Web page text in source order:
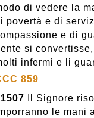
di vedere la
povertà e di
e di
si
infermi e li
859
1507 Il Signore
le mani